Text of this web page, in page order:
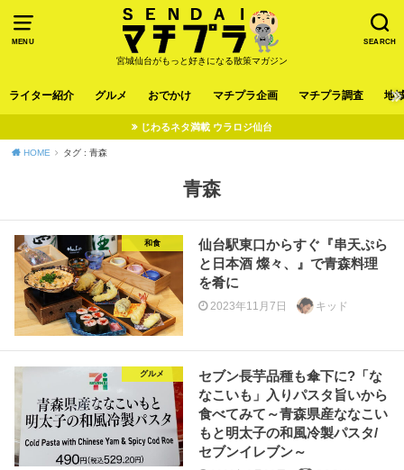
MENU SEARCH
宮城仙台がもっと好きになる散策マガジン
ライター紹介 グルメ おでかけ マチプラ企画 マチプラ調査 地
じわるネタ満載 ウラロジ仙台
HOME タグ : 青森
青森
和食
仙台駅東口からすぐ『串天ぷら
と日本酒 燦々、』で青森料理
を肴に
2023年11月7日 キッド
グルメ
セブン長芋品種も傘下に?「な
なこいも」入りパスタ旨いから
食べてみて～青森県産ななこい
もと明太子の和風冷製パスタ/
セブンイレブン～